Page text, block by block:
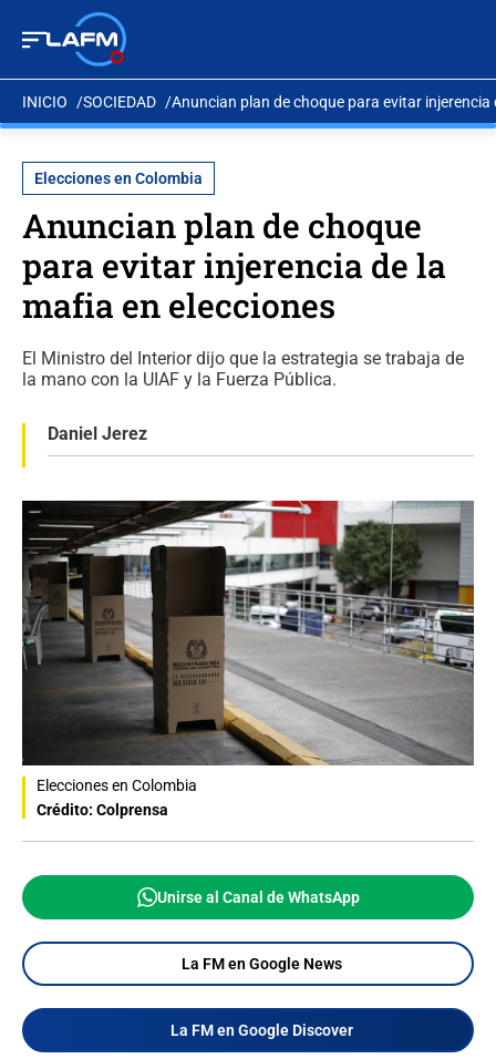
INICIO SOCIEDAD Anuncian plan de choque para evitar injerencia
Elecciones en Colombia
Anuncian plan de choque
para evitar injerencia de la
mafia en elecciones
El Ministro del Interior dijo que la estrategia se trabaja de
la mano con la UIAF y la Fuerza Pública.
Daniel Jerez
Elecciones en Colombia
Crédito: Colprensa
Unirse al Canal de WhatsApp
La FM en Google News
La FM en Google Discover